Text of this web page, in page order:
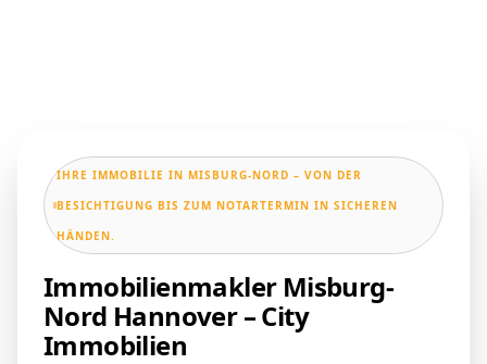
IHRE IMMOBILIE IN MISBURG-NORD – VON DER
BESICHTIGUNG BIS ZUM NOTARTERMIN IN SICHEREN
HÄNDEN.
Immobilienmakler Misburg-
Nord Hannover – City
Immobilien